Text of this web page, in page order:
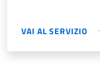
VAI AL SERVIZIO